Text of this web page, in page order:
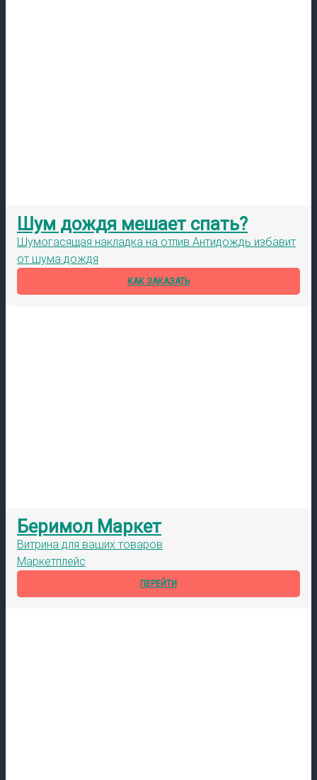
Шум дождя мешает спать?
Шумогасящая накладка на отлив Антидождь избавит
от шума дождя
КАК ЗАКАЗАТЬ
Беримол Маркет
Витрина для ваших товаров
Маркетплейс
ПЕРЕЙТИ